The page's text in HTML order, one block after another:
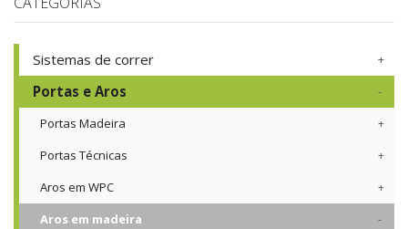
Sistemas de correr
Portas e Aros
Portas Madeira
Portas Técnicas
Aros em WPC
Aros em madeira